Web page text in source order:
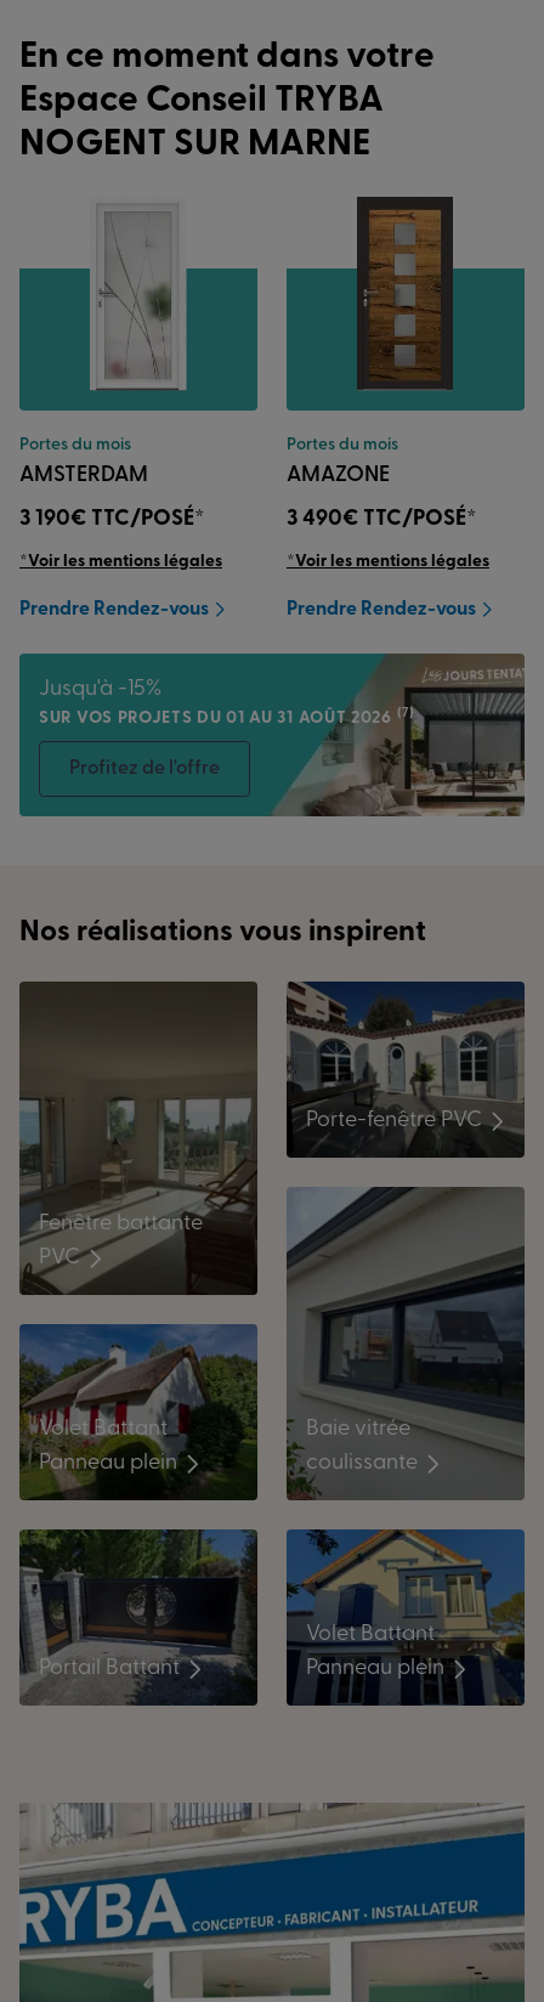
En ce moment dans votre
Espace Conseil TRYBA
NOGENT SUR MARNE
Portes du mois
AMSTERDAM
3 190€ TTC/POSÉ*
*Voir les mentions légales
Prendre Rendez-vous
Portes du mois
AMAZONE
3 490€ TTC/POSÉ*
*Voir les mentions légales
Prendre Rendez-vous
Jusqu'à -15%
SUR VOS PROJETS DU 01 AU 31 AOÛT 2026 (7)
Profitez de l'offre
Nos réalisations vous inspirent
Fenêtre battante
PVC
Porte-fenêtre PVC
Volet Battant
Panneau plein
Baie vitrée
coulissante
Portail Battant
Volet Battant
Panneau plein